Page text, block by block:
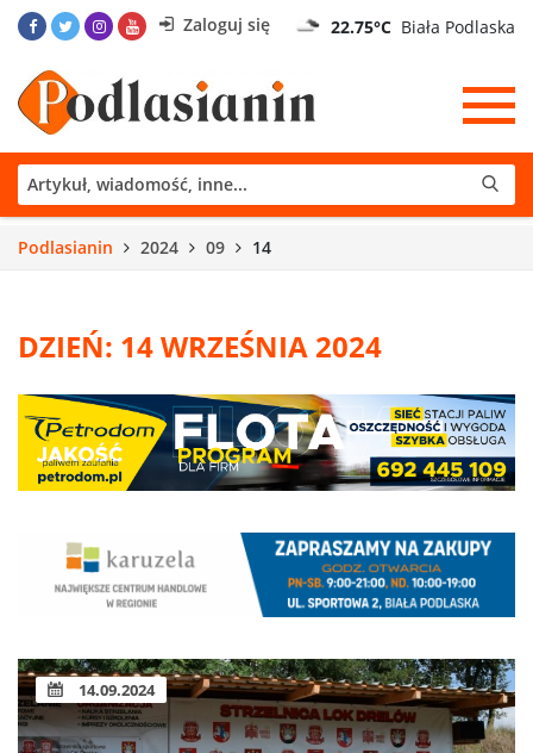
Zaloguj się 22.75°C Biała Podlaska
Podlasianin 2024 09 14
DZIEŃ: 14 WRZEŚNIA 2024
14.09.2024